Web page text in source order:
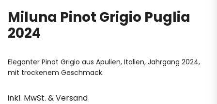
Miluna Pinot Grigio Puglia
2024
Eleganter Pinot Grigio aus Apulien, Italien, Jahrgang 2024,
mit trockenem Geschmack.
inkl. MwSt. & Versand